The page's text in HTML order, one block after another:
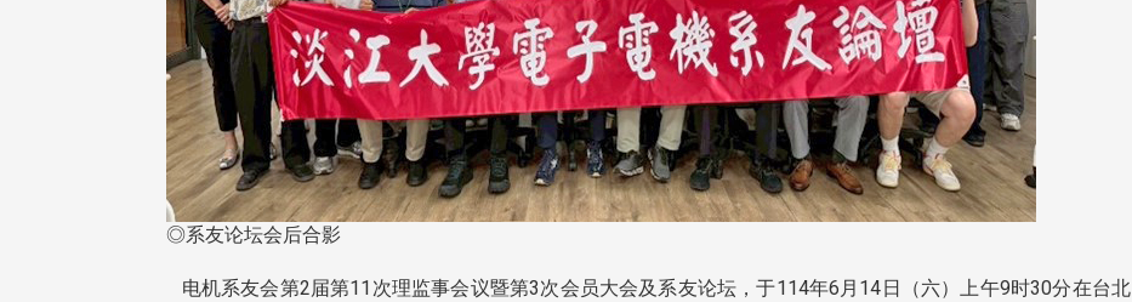
◎系友论坛会后合影
电机系友会第2届第11次理监事会议暨第3次会员大会及系友论坛，于114年6月14日（六）上午9时30分在台北